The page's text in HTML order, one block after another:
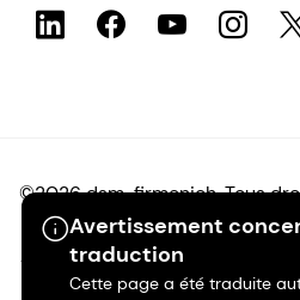
Avertissement
traduction
Cette page a été traduite
©2026 dsm-firmenich. Tous
Avis de confidentialité